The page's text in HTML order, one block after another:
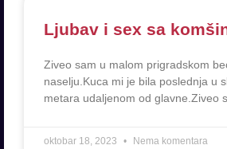
Ljubav i sex sa
Ziveo sam u malom prigradskom
naselju.Kuca mi je bila poslednja u
metara udaljenom od glavne.Ziveo
oktobar 18, 2023 Nema komentara